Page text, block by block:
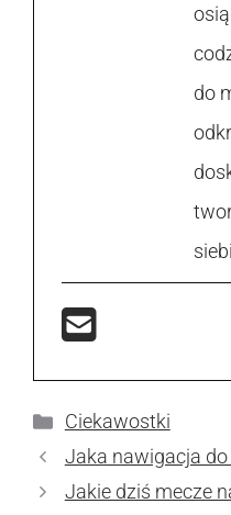
do
Kategorie
Ciekawostki
Jaka nawigacja
Jakie dziś mecze